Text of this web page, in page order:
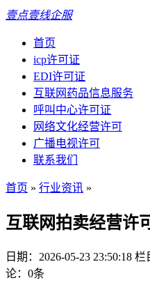
壹点壹线企服
首页
icp许可证
EDI许可证
互联网药品信息服务
呼叫中心许可证
网络文化经营许可
广播电视许可
联系我们
首页 » 行业资讯 »
互联网拍卖经营许
日期：2026-05-23 23:50:18 栏
论：0条